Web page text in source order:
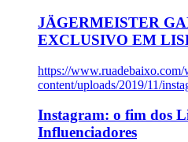
JÄGERMEISTER
EXCLUSIVO EM
https://www.ruadebaixo.com/
content/uploads/2019/11/
Instagram: o fim dos
Influenciadores